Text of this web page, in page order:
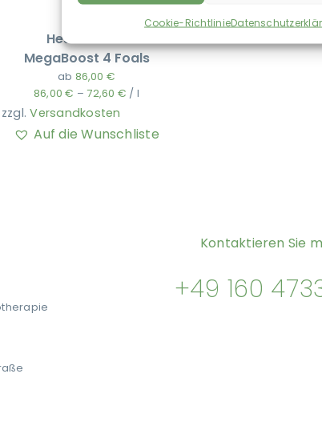
Cookie-Richtlinie
Hestevard –
MegaBoost 4 Foals
ab 86,00 €
86,00€ –72,60 € / l
zzgl.Versandkosten
Auf die Wunschliste
Kontaktieren Sie
+49 160